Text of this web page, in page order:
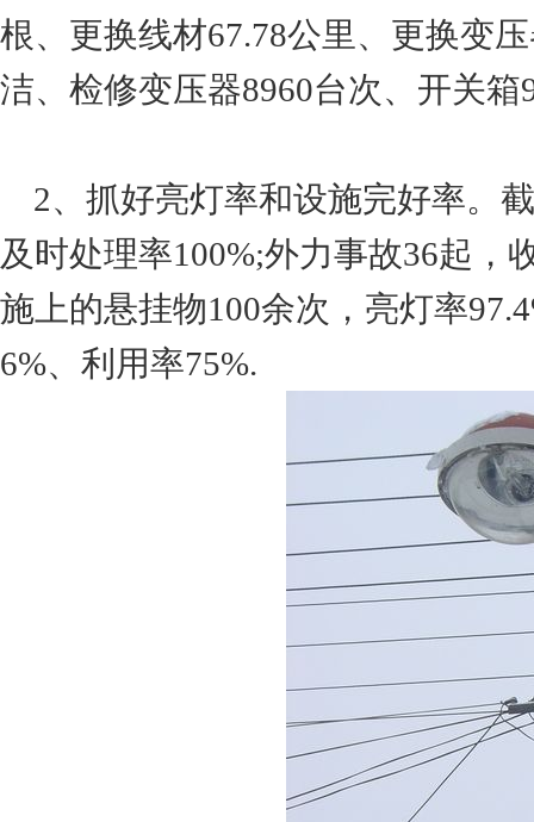
根、更换线材67.78公里、更换变
洁、检修变压器8960台次、开关
2、抓好亮灯率和设施完好率。
及时处理率100%;外力事故36起，
施上的悬挂物100余次，亮灯率
6%、利用率75%.